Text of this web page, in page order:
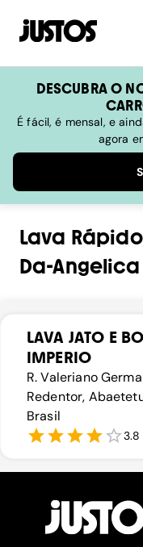
DESCUBRA O
É fácil, é mensal, e
agora
Lava Rápido
Da-Angelica
LAVA JATO E
IMPERIO
R. Valeriano
Redentor,
Brasil
3.8